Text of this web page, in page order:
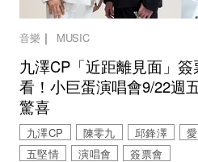
音樂 ｜ MUSIC
九澤CP「近距離見面」
看！小巨蛋演唱會9/22週
驚喜
九澤CP 陳零九 邱鋒澤
五堅情
演唱會 簽票會